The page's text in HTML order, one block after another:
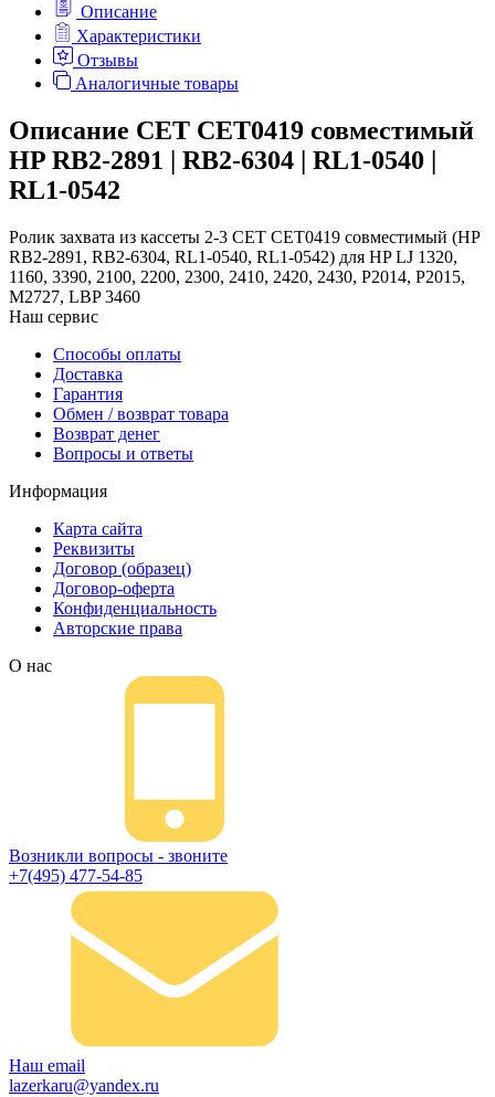
Описание
Характеристики
Отзывы
Аналогичные товары
Описание CET CET0419 совместимый
HP RB2-2891 | RB2-6304 | RL1-0540 |
RL1-0542
Ролик захвата из кассеты 2-3 CET CET0419 совместимый (HP
RB2-2891, RB2-6304, RL1-0540, RL1-0542) для HP LJ 1320,
1160, 3390, 2100, 2200, 2300, 2410, 2420, 2430, P2014, P2015,
M2727, LBP 3460
Наш сервис
Способы оплаты
Доставка
Гарантия
Обмен / возврат товара
Возврат денег
Вопросы и ответы
Информация
Карта сайта
Реквизиты
Договор (образец)
Договор-оферта
Конфиденциальность
Авторские права
О нас
Возникли вопросы - звоните
+7(495) 477-54-85
Наш email
lazerkaru@yandex.ru